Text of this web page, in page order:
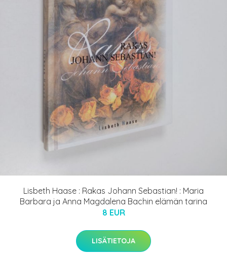
Lisbeth Haase : Rakas Johann Sebastian! : Maria
Barbara ja Anna Magdalena Bachin elämän tarina
8 EUR
LISÄTIETOJA